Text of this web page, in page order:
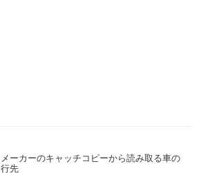
メーカーのキャッチコピーから読み取る車の
行先